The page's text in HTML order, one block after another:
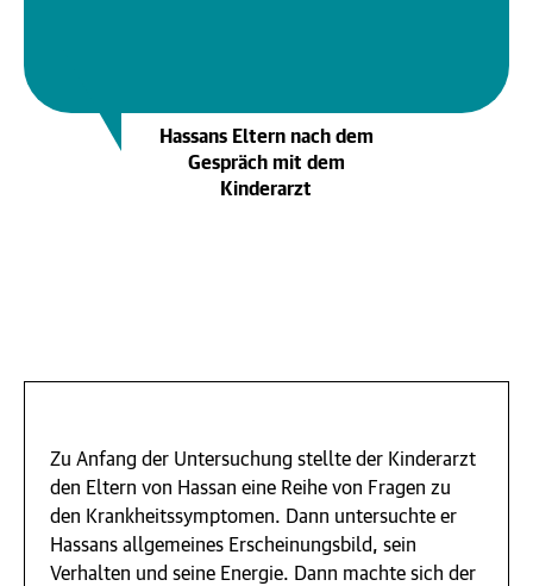
Hassans Eltern nach dem
Gespräch mit dem
Kinderarzt
Zu Anfang der Untersuchung stellte der Kinderarzt
den Eltern von Hassan eine Reihe von Fragen zu
den Krankheitssymptomen. Dann untersuchte er
Hassans allgemeines Erscheinungsbild, sein
Verhalten und seine Energie. Dann machte sich der